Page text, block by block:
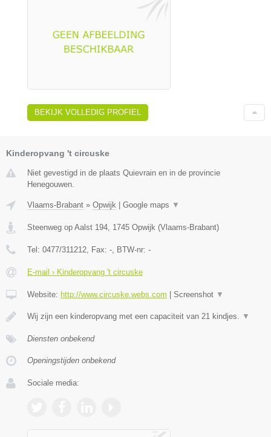
BEKIJK VOLLEDIG PROFIEL
Kinderopvang 't circuske
Niet gevestigd in de plaats Quievrain en in de provincie
Henegouwen.
Vlaams-Brabant » Opwijk Google maps ▼
Steenweg op Aalst 194, 1745 Opwijk (Vlaams-Brabant)
Tel: 0477/311212, Fax: -, BTW-nr: -
E-mail › Kinderopvang 't circuske
Website: http://www.circuske.webs.com Screenshot ▼
Wij zijn een kinderopvang met een capaciteit van 21 kindjes. ▼
Diensten onbekend
Openingstijden onbekend
Sociale media: